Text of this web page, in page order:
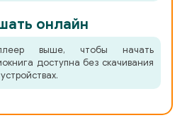
prokljatij_5
prokljatij_5
prokljatij_5
онлайн
выше, чтобы начать
доступна без скачивания